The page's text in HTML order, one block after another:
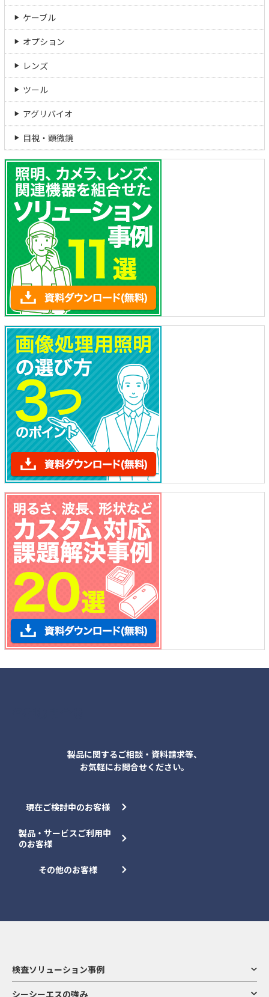
ケーブル
オプション
レンズ
ツール
アグリバイオ
目視・顕微鏡
製品に関するご相談・資料請求等、
お気軽にお問合せください。
現在ご検討中のお客様
製品・サービスご利用中
のお客様
その他のお客様
検査ソリューション事例
シーシーエスの強み